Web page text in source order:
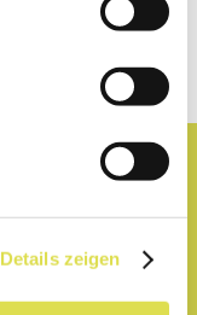
Details zeigen